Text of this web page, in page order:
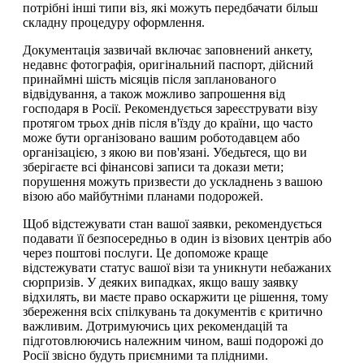
потрібні інші типи віз, які можуть передбачати більш
складну процедуру оформлення.
Документація зазвичай включає заповнений анкету,
недавнє фотографія, оригінальний паспорт, дійсний
принаймні шість місяців після запланованого
відвідування, а також можливо запрошення від
господаря в Росії. Рекомендується зареєструвати візу
протягом трьох днів після в'їзду до країни, що часто
може бути організовано вашим роботодавцем або
організацією, з якою ви пов'язані. Убедьтеся, що ви
зберігаєте всі фінансові записи та докази мети;
порушення можуть призвести до ускладнень з вашою
візою або майбутніми планами подорожей.
Щоб відстежувати стан вашої заявки, рекомендується
подавати її безпосередньо в один із візових центрів або
через поштові послуги. Це допоможе краще
відстежувати статус вашої візи та уникнути небажаних
сюрпризів. У деяких випадках, якщо вашу заявку
відхилять, ви маєте право оскаржити це рішення, тому
збереження всіх спілкувань та документів є критично
важливим. Дотримуючись цих рекомендацій та
підготовлюючись належним чином, ваші подорожі до
Росії звісно будуть приємними та плідними.